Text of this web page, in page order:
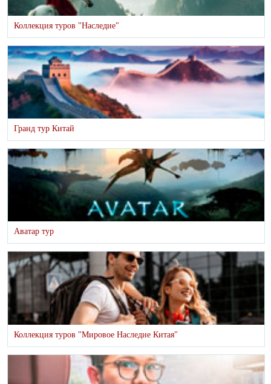
Коллекция туров "Наследие"
Гранд тур Китай
Аватар тур
Коллекция туров "Мировое Наследие Китая"